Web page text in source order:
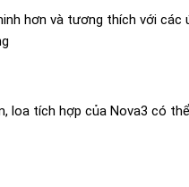
hơn và tương thích với
loa tích hợp của Nova3 có